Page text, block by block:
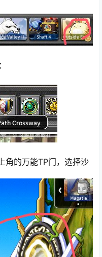
角的万能TP门，选择沙